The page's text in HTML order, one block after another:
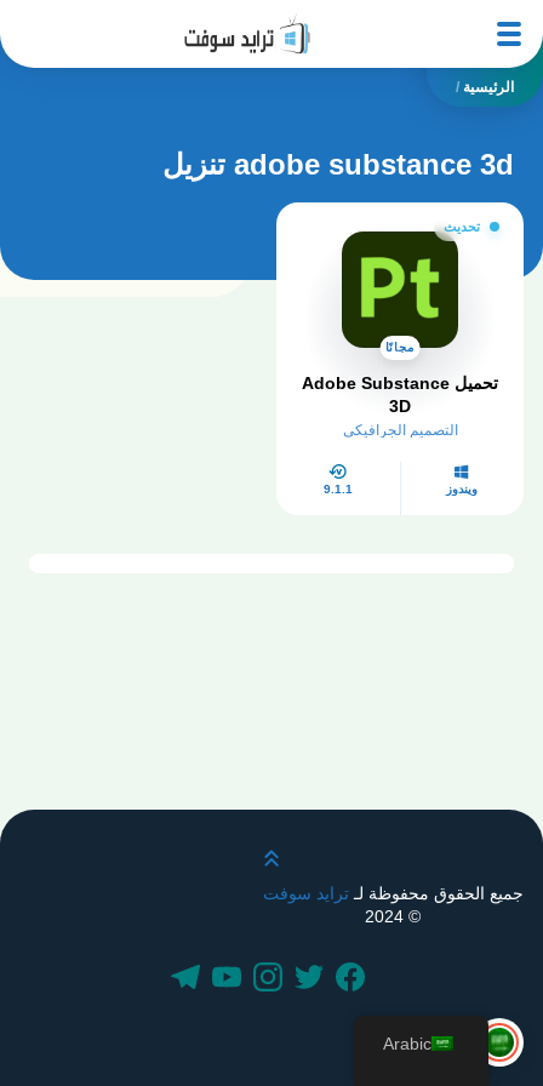
الرئيسية /
adobe substance 3d تنزيل
تحديث
مجانًا
تحميل Adobe Substance
3D
التصميم الجرافيكي
ويندوز 9.1.1
قم بالتمرير لأعلى
جميع الحقوق محفوظة لـترايد سوفت
© 2024
Arabic